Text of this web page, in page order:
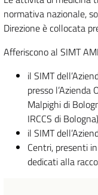
normativa nazionale,
Direzione è collocata
Afferiscono al SIMT
il SIMT
presso l’Azienda
Malpighi di
IRCCS di Bologna)
il SIMT
Centri, presenti
dedicati alla